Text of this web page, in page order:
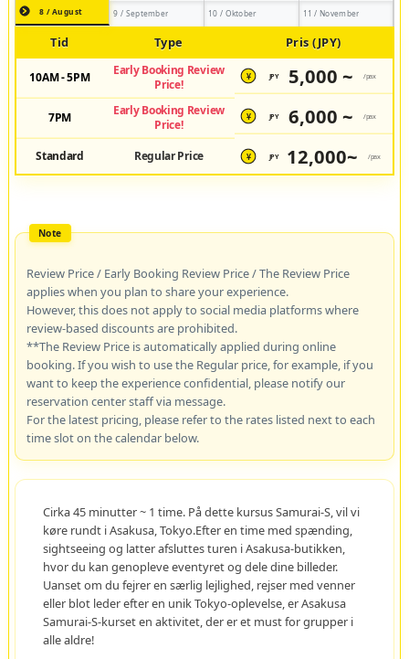
8 / August 9 / September 10 / Oktober 11 / November
Tid Type Pris (JPY)
10AM - 5PM
Early Booking Review
Price!
¥ JPY 5,000 ~ /pax
7PM
Early Booking Review
Price!
¥ JPY 6,000 ~ /pax
Standard Regular Price ¥ JPY 12,000~ /pax
Review Price / Early Booking Review Price / The Review Price
applies when you plan to share your experience.
However, this does not apply to social media platforms where
review-based discounts are prohibited.
**The Review Price is automatically applied during online
booking. If you wish to use the Regular price, for example, if you
want to keep the experience confidential, please notify our
reservation center staff via message.
For the latest pricing, please refer to the rates listed next to each
time slot on the calendar below.
Cirka 45 minutter ~ 1 time. På dette kursus Samurai-S, vil vi
køre rundt i Asakusa, Tokyo.Efter en time med spænding,
sightseeing og latter afsluttes turen i Asakusa-butikken,
hvor du kan genopleve eventyret og dele dine billeder.
Uanset om du fejrer en særlig lejlighed, rejser med venner
eller blot leder efter en unik Tokyo-oplevelse, er Asakusa
Samurai-S-kurset en aktivitet, der er et must for grupper i
alle aldre!